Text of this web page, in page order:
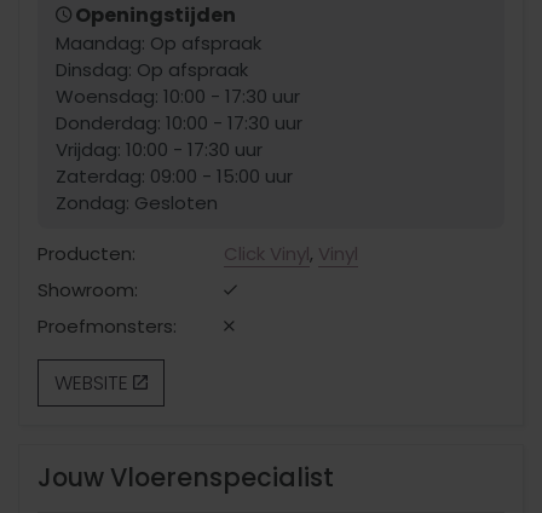
Openingstijden
Maandag: Op afspraak
Dinsdag: Op afspraak
Woensdag: 10:00 - 17:30 uur
Donderdag: 10:00 - 17:30 uur
Vrijdag: 10:00 - 17:30 uur
Zaterdag: 09:00 - 15:00 uur
Zondag: Gesloten
Producten:
Click Vinyl, Vinyl
Showroom:
Proefmonsters:
WEBSITE
Jouw Vloerenspecialist